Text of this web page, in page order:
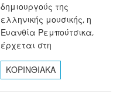
δημιουργούς της
ελληνικής μουσικής, η
Ευανθία Ρεμπούτσικα,
έρχεται στη
ΚΟΡΙΝΘΙΑΚΑ